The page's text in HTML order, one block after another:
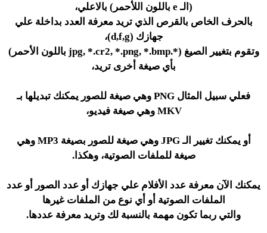
( الـ e باللون اللأحمر
) بالاعلي،
بالحرف الخاص بالقرص الذي تريد معرفة العدد بداخلة علي
جهازك (d,f,g)،
وتقوم بتغيير الصيغ (*.
jpg, *.cr2, *.png, *.bmp
باللون الأحمر)
بأي صيغة أخرى تريد،
فعلي سبيل المثال PNG وهي صيغة للصور يمكنك تبديلها بـ
MKV وهي صيغة فيديو،
أو يمكنك تغيير الـ JPG وهي صيغة للصور بصيغة MP3 وهي
صيغة للملفات الصوتية، وهكذا.
يمكنك الآن معرفة عدد الأفلام علي جهازك أو عدد الصور أو عدد
الملفات الصوتية أو أي نوع من الملفات غيرها
والتي ربما تكون مهمة بالنسبة لك وتريد معرفة عددها.